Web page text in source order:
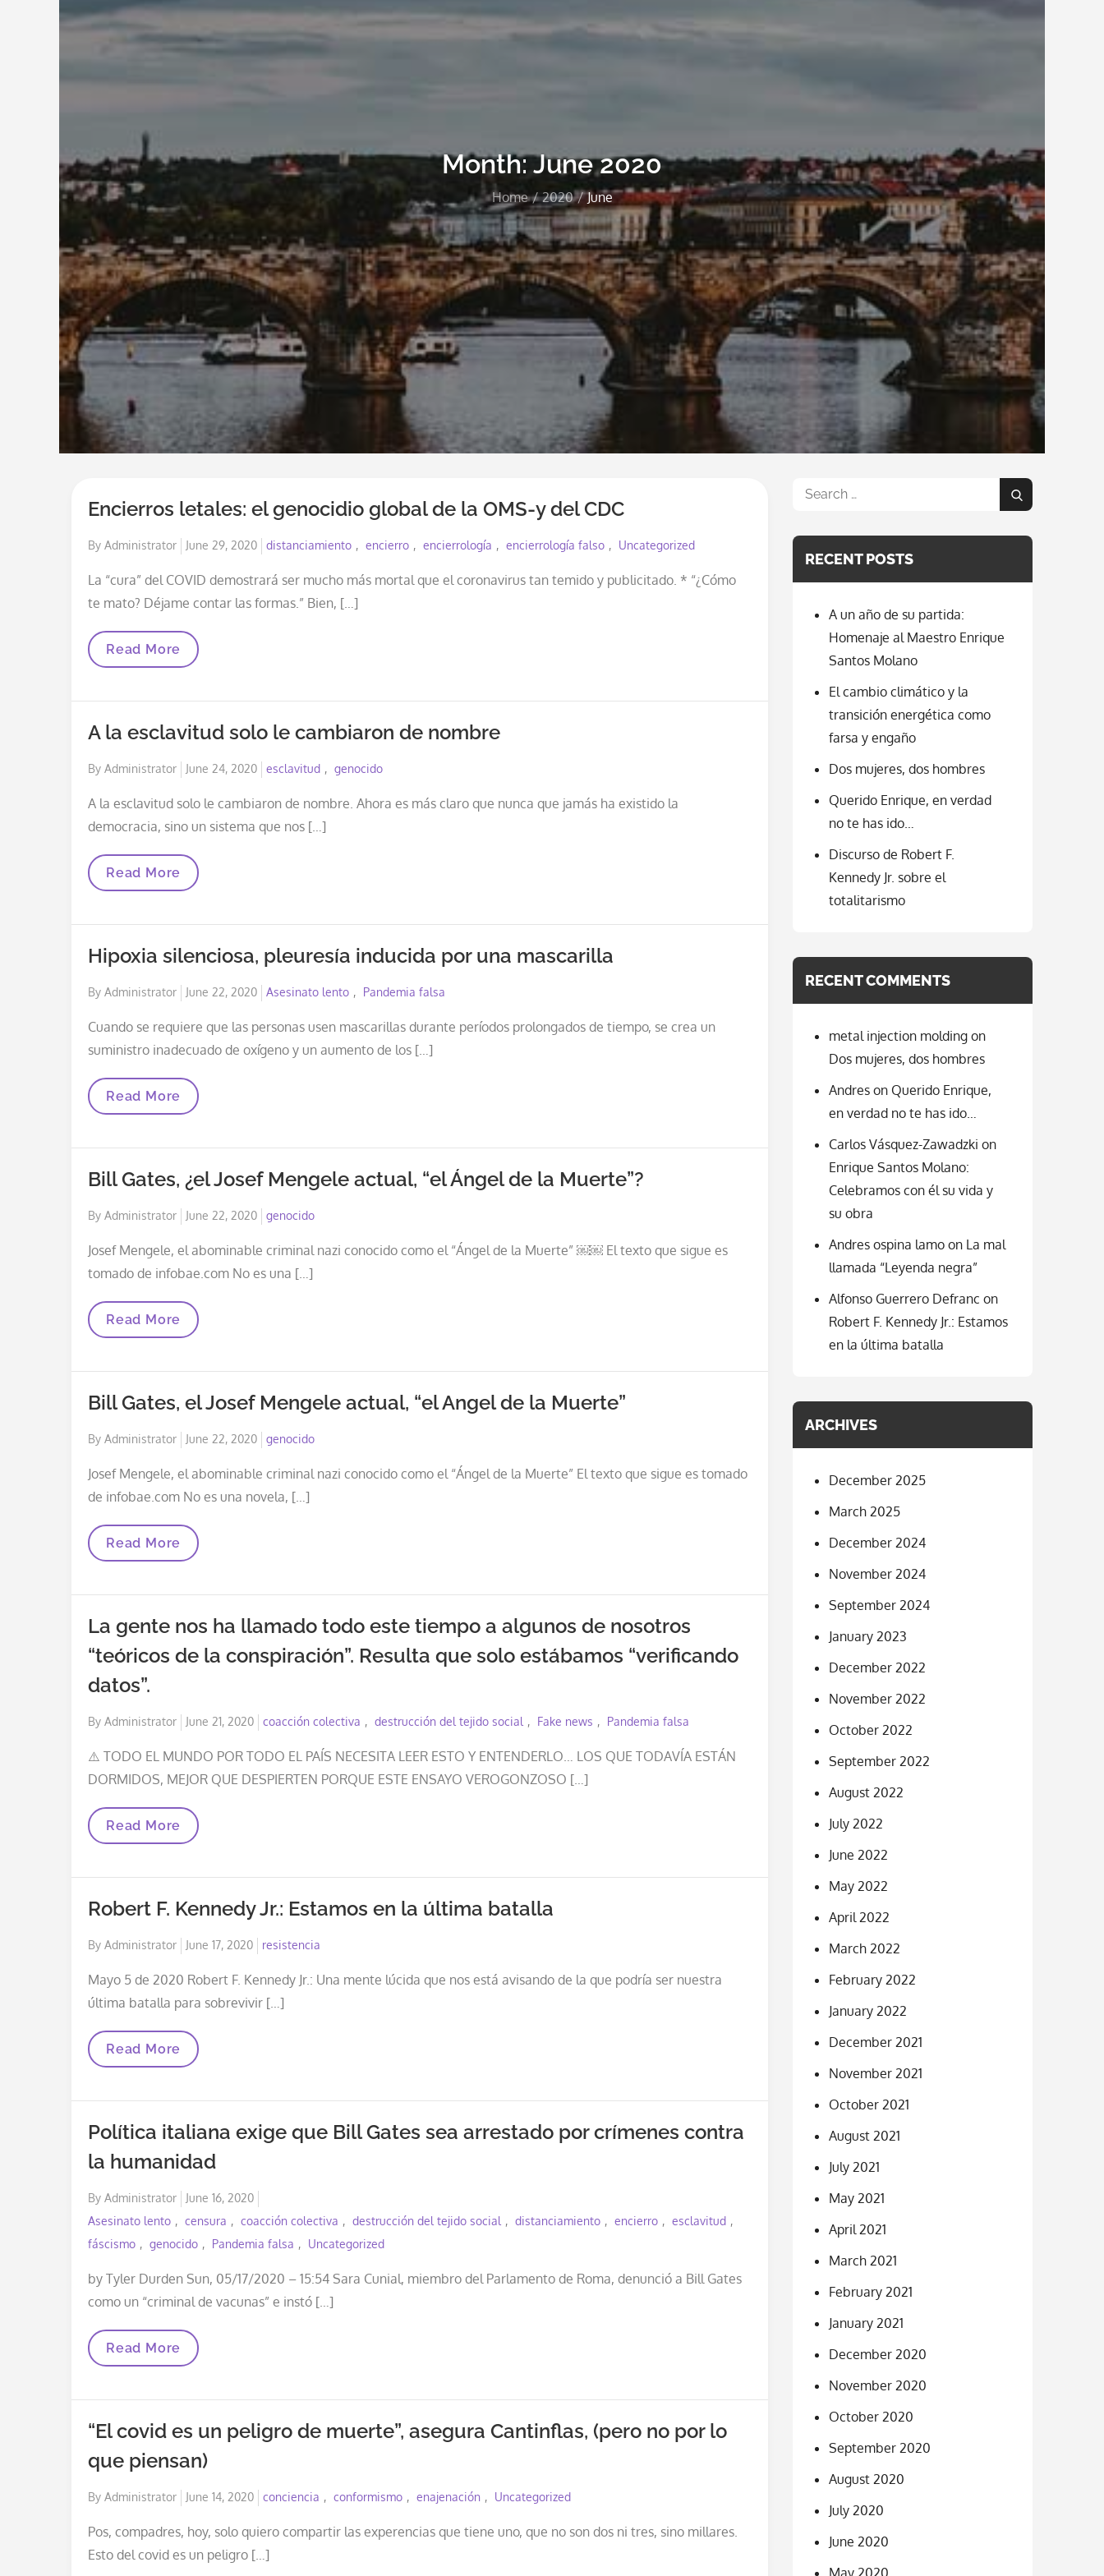
Month:June 2020
Home 2020 June
Encierros letales: el genocidio global de la OMS-y del CDC
By Administrator
Posted
June 29, 2020 distanciamiento encierro encierrología encierrología falso Uncategorized
La “cura” del COVID demostrará ser mucho más mortal que el coronavirus tan temido y publicitado. * “¿Cómo
te mato? Déjame contar las formas.” Bien, […]
Encierros
Global
La
Del
Read More
A la esclavitud solo le cambiaron de nombre
By Administrator
Posted
June 24, 2020 esclavitud genocido
A la esclavitud solo le cambiaron de nombre. Ahora es más claro que nunca que jamás ha existido la
democracia, sino un sistema que nos […]
A
Le
De
Nombre
Read More
Hipoxia silenciosa, pleuresía inducida por una mascarilla
By Administrator
Posted
June 22, 2020 Asesinato lento Pandemia falsa
Cuando se requiere que las personas usen mascarillas durante períodos prolongados de tiempo, se crea un
suministro inadecuado de oxígeno y un aumento de los […]
Hipoxia
Por
Mascarilla
Read More
Bill Gates, ¿el Josef Mengele actual, “el Ángel de la Muerte”?
By Administrator
Posted
June 22, 2020 genocido
Josef Mengele, el abominable criminal nazi conocido como el “Ángel de la Muerte” ￼￼ El texto que sigue es
tomado de infobae.com No es una […]
Bill
Mengele
“el
La
Read More
Bill Gates, el Josef Mengele actual, “el Angel de la Muerte”
By Administrator
Posted
June 22, 2020 genocido
Josef Mengele, el abominable criminal nazi conocido como el “Ángel de la Muerte” El texto que sigue es tomado
de infobae.com No es una novela, […]
Bill
Mengele
“el
Angel
De
La
Muerte”
Read More
La gente nos ha llamado todo este tiempo a algunos de nosotros
“teóricos de la conspiración”. Resulta que solo estábamos “verificando
datos”.
By Administrator
Posted
June 21, 2020 coacción colectiva destrucción del tejido social Fake news Pandemia falsa
⚠️ TODO EL MUNDO POR TODO EL PAÍS NECESITA LEER ESTO Y ENTENDERLO… LOS QUE TODAVÍA ESTÁN
DORMIDOS, MEJOR QUE DESPIERTEN PORQUE ESTE ENSAYO VEROGONZOSO […]
La
Llamado
Este
Algunos
Nosotros
“teóricos
De
Conspiración”.
Resulta
“verificando
Read More
Robert F. Kennedy Jr.: Estamos en la última batalla
By Administrator
Posted
June 17, 2020 resistencia
Mayo 5 de 2020 Robert F. Kennedy Jr.: Una mente lúcida que nos está avisando de la que podría ser nuestra
última batalla para sobrevivir […]
Robert
Estamos
La
Batalla
Read More
Política italiana exige que Bill Gates sea arrestado por crímenes contra
la humanidad
By Administrator
Posted
on
June 16, 2020
Asesinato lento
censura coacción colectiva destrucción del tejido social distanciamiento encierro
esclavitud
fáscismo
genocido Pandemia falsa Uncategorized
by Tyler Durden Sun, 05/17/2020 – 15:54 Sara Cunial, miembro del Parlamento de Roma, denunció a Bill Gates
como un “criminal de vacunas” e instó […]
Política
Bill
Sea
Por
Crímenes
La
Read More
“El covid es un peligro de muerte”, asegura Cantinflas, (pero no por lo
que piensan)
By Administrator
Posted
June 14, 2020 conciencia conformismo enajenación Uncategorized
Pos, compadres, hoy, solo quiero compartir las experencias que tiene uno, que no son dos ni tres, sino millares.
Esto del covid es un peligro […]
Search
Search
RECENT POSTS
A un año de su partida:
Homenaje al Maestro Enrique
Santos Molano
El cambio climático y la
transición energética como
farsa y engaño
Dos mujeres, dos hombres
Querido Enrique, en verdad
no te has ido…
Discurso de Robert F.
Kennedy Jr. sobre el
totalitarismo
RECENT COMMENTS
metal injection moldingon
Dos mujeres, dos hombres
Andreson Querido Enrique,
en verdad no te has ido…
Carlos Vásquez-Zawadzki on
Enrique Santos Molano:
Celebramos con él su vida y
su obra
Andres ospina lamoon La mal
llamada “Leyenda negra”
Alfonso Guerrero Defranc on
Robert F. Kennedy Jr.: Estamos
en la última batalla
ARCHIVES
December 2025
March 2025
December 2024
November 2024
September 2024
January 2023
December 2022
November 2022
October 2022
September 2022
August 2022
July 2022
June 2022
May 2022
April 2022
March 2022
February 2022
January 2022
December 2021
November 2021
October 2021
August 2021
July 2021
May 2021
April 2021
March 2021
February 2021
January 2021
December 2020
November 2020
October 2020
September 2020
August 2020
July 2020
June 2020
May 2020